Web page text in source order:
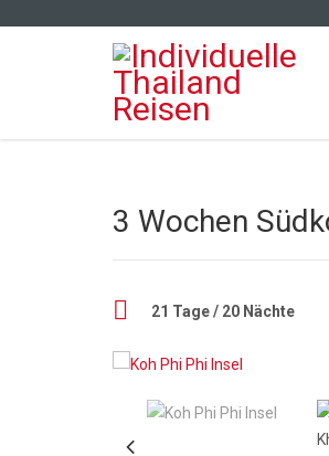
3 Wochen
21 Tage / 20 Nächte